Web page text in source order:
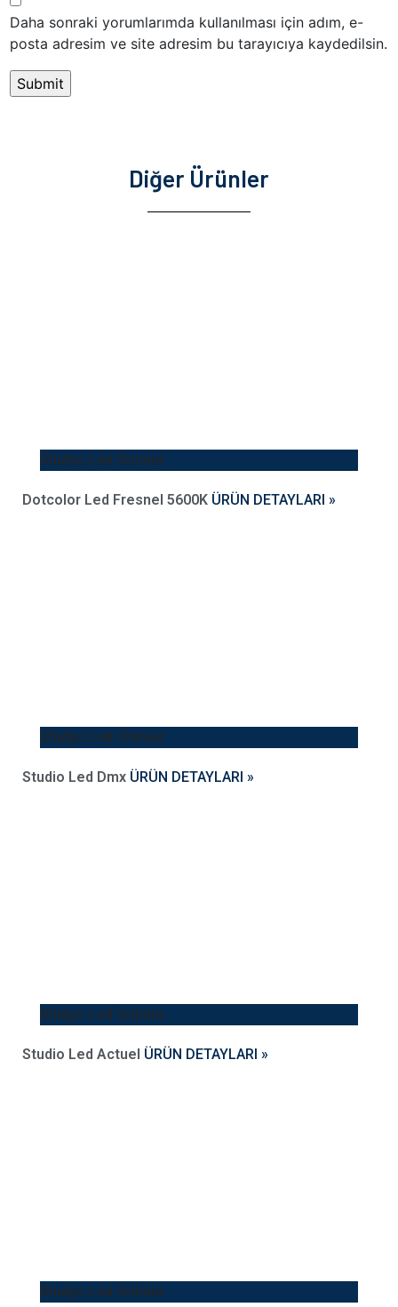
Daha sonraki yorumlarımda kullanılması için adım, e-
posta adresim ve site adresim bu tarayıcıya kaydedilsin.
Diğer Ürünler
Stüdyo Led Ürünler
Dotcolor Led Fresnel 5600K ÜRÜN DETAYLARI »
Stüdyo Led Ürünler
Studio Led Dmx ÜRÜN DETAYLARI »
Stüdyo Led Ürünler
Studio Led Actuel ÜRÜN DETAYLARI »
Stüdyo Led Ürünler